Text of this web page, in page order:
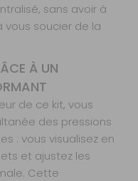
sans avoir à
vous soucier de la
À UN
de ce kit, vous
des pressions
: vous visualisez en
et ajustez les
Cette